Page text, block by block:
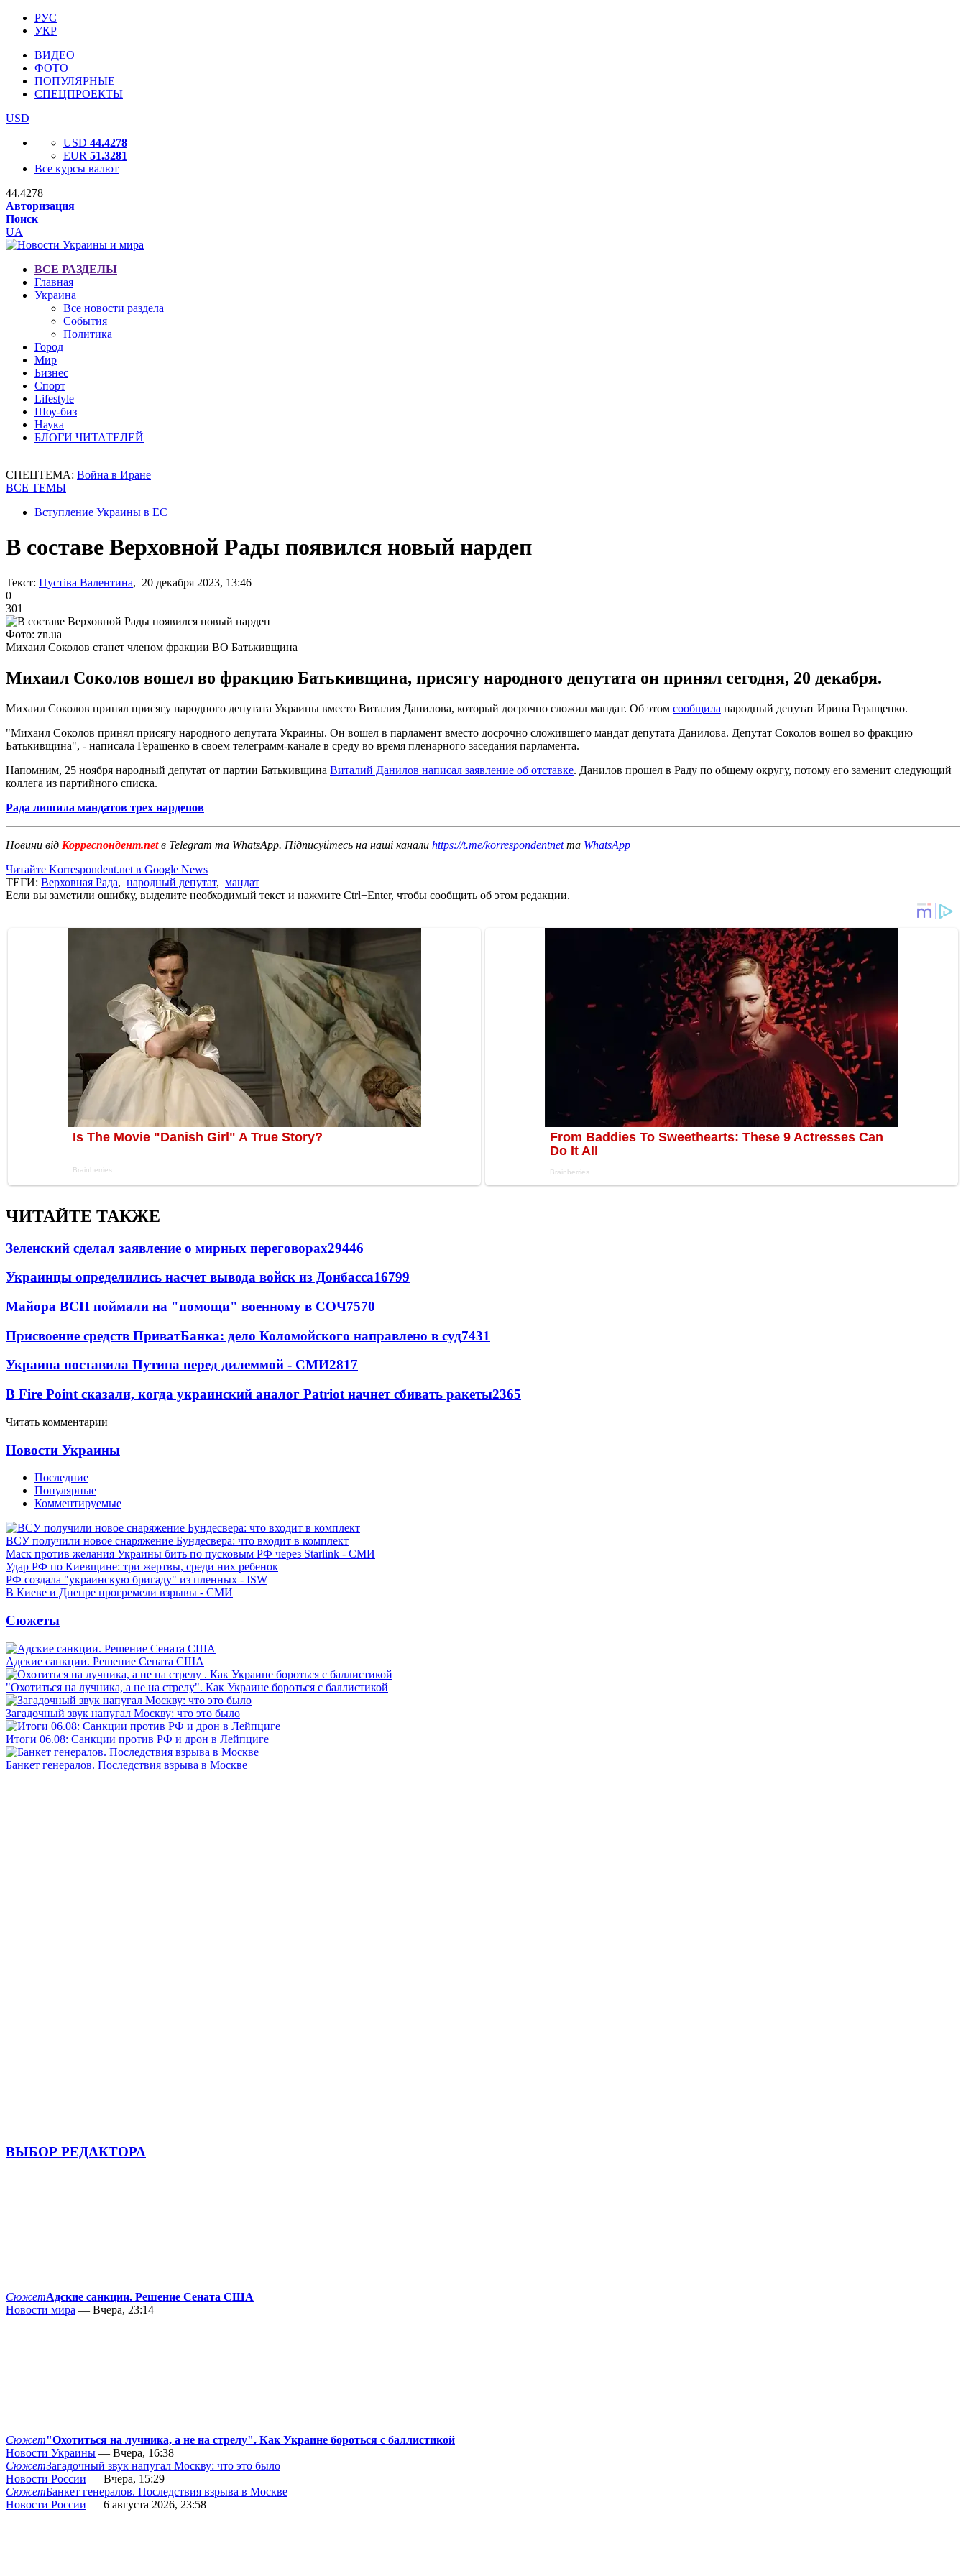
РУС
УКР
ВИДЕО
ФОТО
ПОПУЛЯРНЫЕ
СПЕЦПРОЕКТЫ
USD
USD 44.4278
EUR 51.3281
Все курсы валют
44.4278
Авторизация
Поиск
UA
ВСЕ РАЗДЕЛЫ
Главная
Украина
Все новости раздела
События
Политика
Город
Мир
Бизнес
Спорт
Lifestyle
Шоу-биз
Наука
БЛОГИ ЧИТАТЕЛЕЙ
СПЕЦТЕМА: Война в Иране
ВСЕ ТЕМЫ
Вступление Украины в ЕС
В составе Верховной Рады появился новый нардеп
Текст: Пустіва Валентина, 20 декабря 2023, 13:46
0
301
Фото: zn.ua
Михаил Соколов станет членом фракции ВО Батькивщина
Михаил Соколов вошел во фракцию Батькивщина, присягу народного депутата он принял сегодня, 20 декабря.
Михаил Соколов принял присягу народного депутата Украины вместо Виталия Данилова, который досрочно сложил мандат. Об этом сообщила народный депутат Ирина Геращенко.
"Михаил Соколов принял присягу народного депутата Украины. Он вошел в парламент вместо досрочно сложившего мандат депутата Данилова. Депутат Соколов вошел во фракцию
Батькивщина", - написала Геращенко в своем телеграмм-канале в среду во время пленарного заседания парламента.
Напомним, 25 ноября народный депутат от партии Батькивщина Виталий Данилов написал заявление об отставке. Данилов прошел в Раду по общему округу, потому его заменит следующий
коллега из партийного списка.
Рада лишила мандатов трех нардепов
Новини від Корреспондент.netв Telegram та WhatsApp. Підписуйтесь на наші канали https://t.me/korrespondentnetта WhatsApp
Читайте Korrespondent.net в Google News
ТЕГИ: Верховная Рада, народный депутат, мандат
Если вы заметили ошибку, выделите необходимый текст и нажмите Ctrl+Enter, чтобы сообщить об этом редакции.
ЧИТАЙТЕ ТАКЖЕ
Зеленский сделал заявление о мирных переговорах29446
Украинцы определились насчет вывода войск из Донбасса16799
Майора ВСП поймали на "помощи" военному в СОЧ7570
Присвоение средств ПриватБанка: дело Коломойского направлено в суд7431
Украина поставила Путина перед дилеммой - СМИ2817
В Fire Point сказали, когда украинский аналог Patriot начнет сбивать ракеты2365
Читать комментарии
Новости Украины
Последние
Популярные
Комментируемые
ВСУ получили новое снаряжение Бундесвера: что входит в комплект
Маск против желания Украины бить по пусковым РФ через Starlink - СМИ
Удар РФ по Киевщине: три жертвы, среди них ребенок
РФ создала "украинскую бригаду" из пленных - ISW
В Киеве и Днепре прогремели взрывы - СМИ
Сюжеты
Адские санкции. Решение Сената США
"Охотиться на лучника, а не на стрелу". Как Украине бороться с баллистикой
Загадочный звук напугал Москву: что это было
Итоги 06.08: Санкции против РФ и дрон в Лейпциге
Банкет генералов. Последствия взрыва в Москве
ВЫБОР РЕДАКТОРА
СюжетАдские санкции. Решение Сената США
Новости мира — Вчера, 23:14
Сюжет"Охотиться на лучника, а не на стрелу". Как Украине бороться с баллистикой
Новости Украины — Вчера, 16:38
СюжетЗагадочный звук напугал Москву: что это было
Новости России — Вчера, 15:29
СюжетБанкет генералов. Последствия взрыва в Москве
Новости России — 6 августа 2026, 23:58